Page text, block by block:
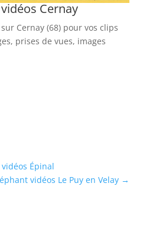
Cernay
Cernay (68) pour vos clips
prises de vues, images
Épinal
vidéos Le Puy en Velay →